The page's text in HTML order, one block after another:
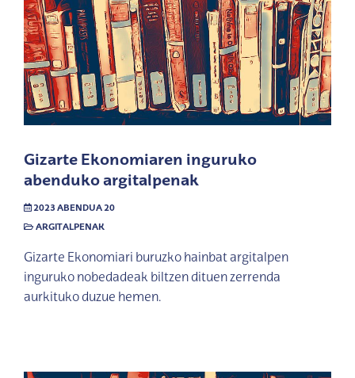
Gizarte Ekonomiaren inguruko
abenduko argitalpenak
2023 ABENDUA 20
ARGITALPENAK
Gizarte Ekonomiari buruzko hainbat argitalpen
inguruko nobedadeak biltzen dituen zerrenda
aurkituko duzue hemen.